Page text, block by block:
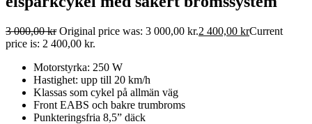
3 000,00kr Original price was: 3 000,00 kr.2 400,00 krCurrent
price is: 2 400,00 kr.
Motorstyrka: 250 W
Hastighet: upp till 20 km/h
Klassas som cykel på allmän väg
Front EABS och bakre trumbroms
Punkteringsfria 8,5” däck